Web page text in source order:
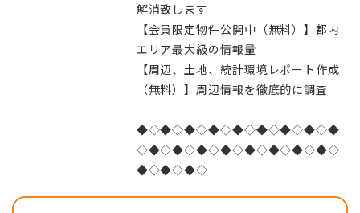
解消致します
【会員限定物件公開中（無料）】都内
エリア最大級の情報量
【周辺、土地、統計環境レポート作成
（無料）】周辺情報を徹底的に調査
◆◇◆◇◆◇◆◇◆◇◆◇◆◇◆◇◆
◇◆◇◆◇◆◇◆◇◆◇◆◇◆◇◆◇
◆◇◆◇◆◇